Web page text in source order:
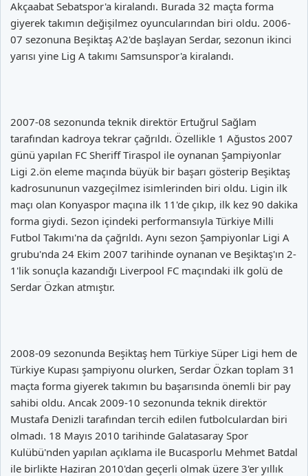
Akçaabat Sebatspor'a kiralandı. Burada 32 maçta forma
giyerek takımın değişilmez oyuncularından biri oldu. 2006-
07 sezonuna Beşiktaş A2'de başlayan Serdar, sezonun ikinci
yarısı yine Lig A takımı Samsunspor'a kiralandı.
2007-08 sezonunda teknik direktör Ertuğrul Sağlam
tarafından kadroya tekrar çağrıldı. Özellikle 1 Ağustos 2007
günü yapılan FC Sheriff Tiraspol ile oynanan Şampiyonlar
Ligi 2.ön eleme maçında büyük bir başarı gösterip Beşiktaş
kadrosununun vazgeçilmez isimlerinden biri oldu. Ligin ilk
maçı olan Konyaspor maçına ilk 11'de çıkıp, ilk kez 90 dakika
forma giydi. Sezon içindeki performansıyla Türkiye Milli
Futbol Takımı'na da çağrıldı. Aynı sezon Şampiyonlar Ligi A
grubu'nda 24 Ekim 2007 tarihinde oynanan ve Beşiktaş'ın 2-
1'lik sonuçla kazandığı Liverpool FC maçındaki ilk golü de
Serdar Özkan atmıştır.
2008-09 sezonunda Beşiktaş hem Türkiye Süper Ligi hem de
Türkiye Kupası şampiyonu olurken, Serdar Özkan toplam 31
maçta forma giyerek takımın bu başarısında önemli bir pay
sahibi oldu. Ancak 2009-10 sezonunda teknik direktör
Mustafa Denizli tarafından tercih edilen futbolculardan biri
olmadı. 18 Mayıs 2010 tarihinde Galatasaray Spor
Kulübü'nden yapılan açıklama ile Bucasporlu Mehmet Batdal
ile birlikte Haziran 2010'dan geçerli olmak üzere 3'er yıllık